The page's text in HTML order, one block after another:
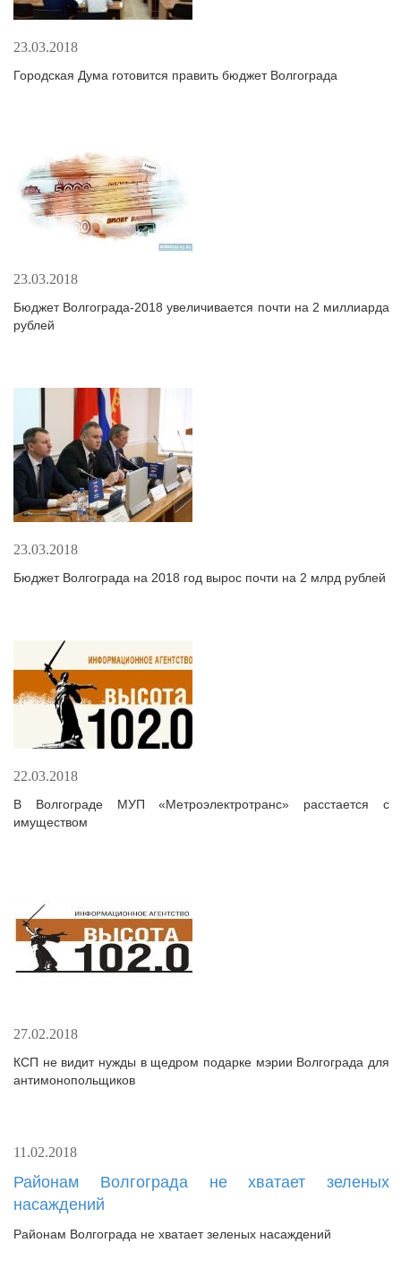
23.03.2018
Городская Дума готовится править бюджет Волгограда
23.03.2018
Бюджет Волгограда-2018 увеличивается почти на 2 миллиарда
рублей
23.03.2018
Бюджет Волгограда на 2018 год вырос почти на 2 млрд рублей
22.03.2018
В Волгограде МУП «Метроэлектротранс» расстается с
имуществом
27.02.2018
КСП не видит нужды в щедром подарке мэрии Волгограда для
антимонопольщиков
11.02.2018
Районам Волгограда не хватает зеленых
насаждений
Районам Волгограда не хватает зеленых насаждений